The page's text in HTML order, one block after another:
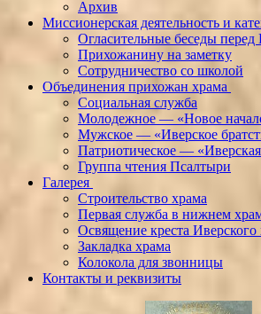
Архив
Миссионерская деятельность и
Огласительные беседы
Прихожанину на заметку
Сотрудничество со школой
Объединения прихожан храма
Социальная служба
Молодежное — «Новое
Мужское — «Иверское
Патриотическое — «Иверская
Группа чтения Псалтыри
Галерея
Строительство храма
Первая служба в нижнем
Освящение креста Иверского
Закладка храма
Колокола для звонницы
Контакты и реквизиты